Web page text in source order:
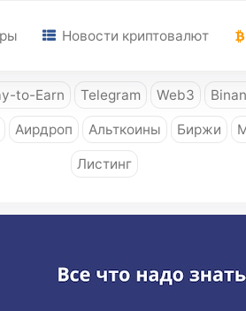
Новости криптовалют
to-Earn Telegram Web3
Аирдроп Альткоины Биржи
Листинг